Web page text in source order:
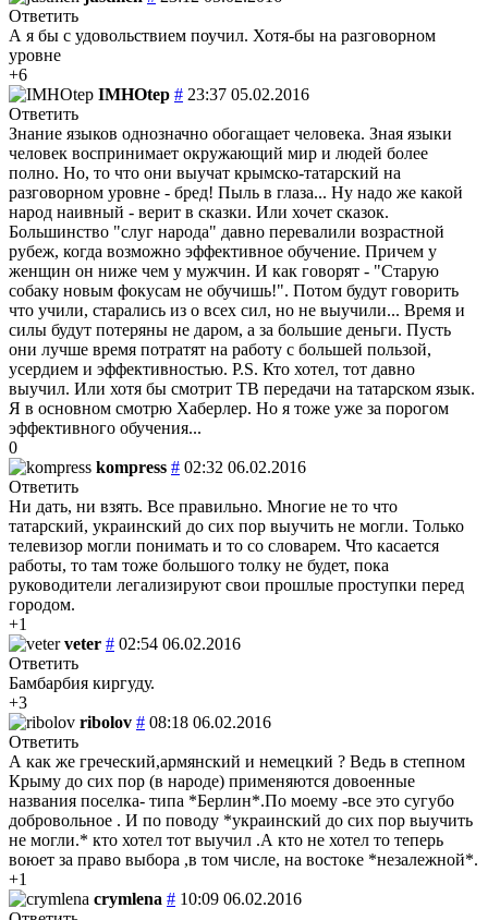
Ответить
А я бы с удовольствием поучил. Хотя-бы на разговорном
уровне
+6
IMHOtep # 23:37 05.02.2016
Ответить
Знание языков однозначно обогащает человека. Зная языки
человек воспринимает окружающий мир и людей более
полно. Но, то что они выучат крымско-татарский на
разговорном уровне - бред! Пыль в глаза... Ну надо же какой
народ наивный - верит в сказки. Или хочет сказок.
Большинство "слуг народа" давно перевалили возрастной
рубеж, когда возможно эффективное обучение. Причем у
женщин он ниже чем у мужчин. И как говорят - "Старую
собаку новым фокусам не обучишь!". Потом будут говорить
что учили, старались из о всех сил, но не выучили... Время и
силы будут потеряны не даром, а за большие деньги. Пусть
они лучше время потратят на работу с большей пользой,
усердием и эффективностью. P.S. Кто хотел, тот давно
выучил. Или хотя бы смотрит ТВ передачи на татарском язык.
Я в основном смотрю Хаберлер. Но я тоже уже за порогом
эффективного обучения...
0
kompress # 02:32 06.02.2016
Ответить
Ни дать, ни взять. Все правильно. Многие не то что
татарский, украинский до сих пор выучить не могли. Только
телевизор могли понимать и то со словарем. Что касается
работы, то там тоже большого толку не будет, пока
руководители легализируют свои прошлые проступки перед
городом.
+1
veter # 02:54 06.02.2016
Ответить
Бамбарбия киргуду.
+3
ribolov # 08:18 06.02.2016
Ответить
А как же греческий,армянский и немецкий ? Ведь в степном
Крыму до сих пор (в народе) применяются довоенные
названия поселка- типа *Берлин*.По моему -все это сугубо
добровольное . И по поводу *украинский до сих пор выучить
не могли.* кто хотел тот выучил .А кто не хотел то теперь
воюет за право выбора ,в том числе, на востоке *незалежной*.
+1
crymlena # 10:09 06.02.2016